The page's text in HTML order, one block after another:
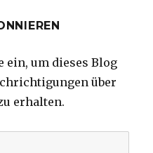
ein, um dieses Blog
über
erhalten.